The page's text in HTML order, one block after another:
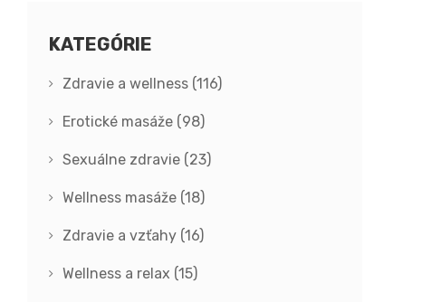
KATEGÓRIE
Zdravie a wellness (116)
Erotické masáže (98)
Sexuálne zdravie (23)
Wellness masáže (18)
Zdravie a vzťahy (16)
Wellness a relax (15)